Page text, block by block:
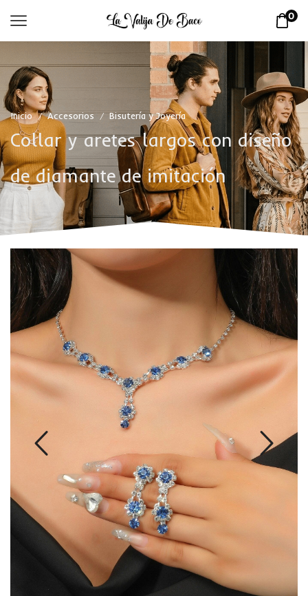
0
Inicio / Accesorios / Bisutería y Joyería
Collar y aretes largos con diseño
de diamante de imitación